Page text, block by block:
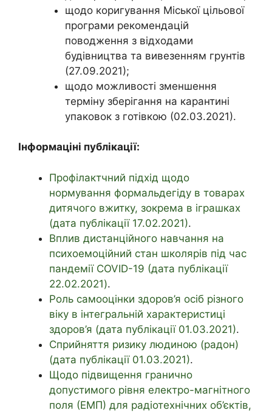
щодо коригування Міської цільової
програми рекомендацій
поводження з відходами
будівництва та вивезенням грунтів
(27.09.2021);
щодо можливості зменшення
терміну зберігання на карантині
упаковок з готівкою (02.03.2021).
Інформаціні публікації:
Профілактчний підхід щодо
нормування формальдегіду в товарах
дитячого вжитку, зокрема в іграшках
(дата публікації 17.02.2021).
Вплив дистанційного навчання на
психоемоційний стан школярів під час
пандемії COVID-19 (дата публікації
22.02.2021).
Роль самооцінки здоров’я осіб різного
віку в інтегральній характеристиці
здоров’я (дата публікації 01.03.2021).
Сприйняття ризику людиною (радон)
(дата публікації 01.03.2021).
Щодо підвищення гранично
допустимого рівня електро-магнітного
поля (ЕМП) для радіотехнічних об’єктів,